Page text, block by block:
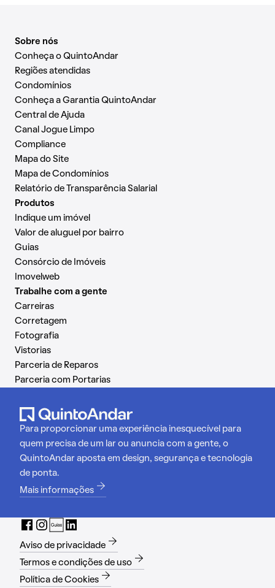
Sobre nós
Conheça o QuintoAndar
Regiões atendidas
Condomínios
Conheça a Garantia QuintoAndar
Central de Ajuda
Canal Jogue Limpo
Compliance
Mapa do Site
Mapa de Condomínios
Relatório de Transparência Salarial
Produtos
Indique um imóvel
Valor de aluguel por bairro
Guias
Consórcio de Imóveis
Imovelweb
Trabalhe com a gente
Carreiras
Corretagem
Fotografia
Vistorias
Parceria de Reparos
Parceria com Portarias
Para proporcionar uma experiência inesquecível para
quem precisa de um lar ou anuncia com a gente, o
QuintoAndar aposta em design, segurança e tecnologia
de ponta.
Mais informações
Aviso de privacidade
Termos e condições de uso
Política de Cookies